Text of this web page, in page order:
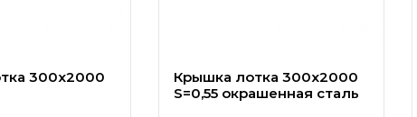
300х2000
Крышка лотка 300х2000
S=0,55 окрашенная сталь